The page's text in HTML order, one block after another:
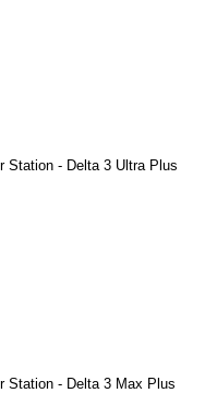
Station - Delta 3 Ultra Plus
Station - Delta 3 Max Plus